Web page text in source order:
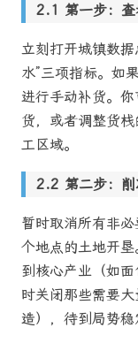
第一步：
立刻打开城镇数据
水”三项指标。如
进行手动补货。
货，或者调整货
工区域。
第二步：
暂时取消所有非
个地点的土地开
到核心产业（如
时关闭那些需要
造），待到局势稳